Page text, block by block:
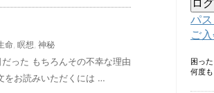
命, 瞑想, 神秘
った もちろんその不幸な理由
をお読みいただくには …
パ
ご
困っ
何度